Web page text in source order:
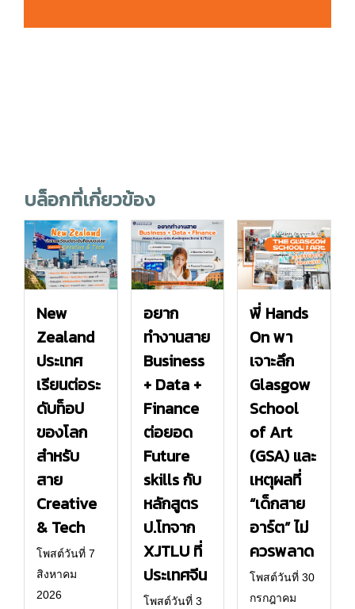
บล็อกที่เกี่ยวข้อง
New
Zealand
ประเทศ
เรียนต่อระ
ดับท็อป
ของโลก
สำหรับ
สาย
Creative
& Tech
โพสต์วันที่ 7
สิงหาคม
2026
อยาก
ทำงานสาย
Business
+ Data +
Finance
ต่อยอด
Future
skills กับ
หลักสูตร
ป.โทจาก
XJTLU ที่
ประเทศจีน
โพสต์วันที่ 3
พี่ Hands
On พา
เจาะลึก
Glasgow
School
of Art
(GSA) และ
เหตุผลที่
“เด็กสาย
อาร์ต” ไม่
ควรพลาด
โพสต์วันที่ 30
กรกฎาคม